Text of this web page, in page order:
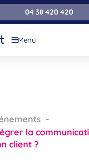
04 38 420 420
Menu
la
client ?